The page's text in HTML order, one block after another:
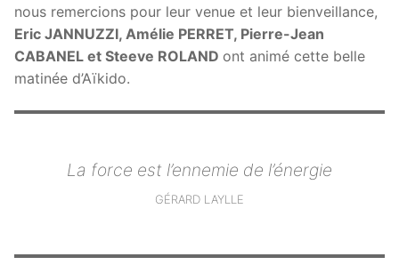
nous remercions pour leur venue et leur bienveillance,
Eric JANNUZZI, Amélie PERRET, Pierre-Jean
CABANEL et Steeve ROLAND ont animé cette belle
matinée d’Aïkido.
La force est l’ennemie de l’énergie
GÉRARD LAYLLE